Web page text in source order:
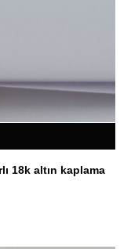
18k altın kaplama